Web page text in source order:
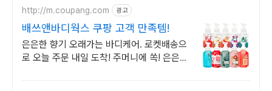
http://m.coupang.com 광고
배쓰앤바디웍스 쿠팡 고객 만족템!
은은한 향기 오래가는 바디케어. 로켓배송으
로 오늘 주문 내일 도착! 주머니에 쏙! 은은한